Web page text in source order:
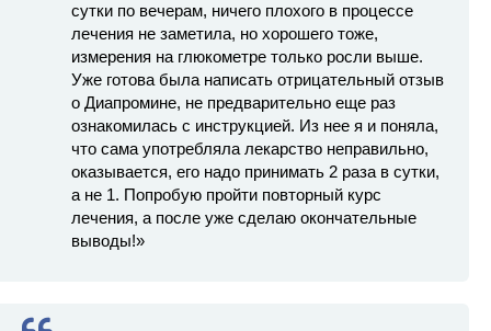
сутки по вечерам, ничего плохого в процессе
лечения не заметила, но хорошего тоже,
измерения на глюкометре только росли выше.
Уже готова была написать отрицательный отзыв
о Диапромине, не предварительно еще раз
ознакомилась с инструкцией. Из нее я и поняла,
что сама употребляла лекарство неправильно,
оказывается, его надо принимать 2 раза в сутки,
а не 1. Попробую пройти повторный курс
лечения, а после уже сделаю окончательные
выводы!»